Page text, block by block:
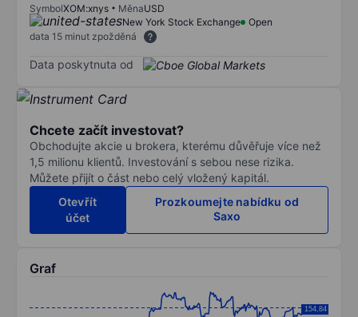
SymbolXOM:xnys MěnaUSD
New York Stock Exchange
Open
data 15 minut zpožděná
Data poskytnuta od
Chcete začít investovat?
Obchodujte akcie u brokera, kterému důvěřuje více než
1,5 milionu klientů. Investování s sebou nese rizika.
Můžete přijít o část nebo celý vložený kapitál.
Otevřít
účet
Prozkoumejte nabídku od
Saxo
Graf
155,00
154,84